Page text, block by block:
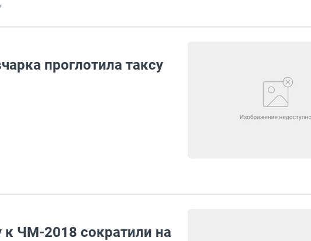
проглотила таксу
к ЧМ-2018 сократили на